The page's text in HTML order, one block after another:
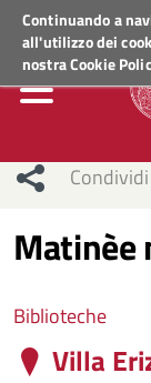
Continuando a
all'utilizzo dei
nostraCookie
Regione Veneto
Condividi
Matinèe
Biblioteche
Villa